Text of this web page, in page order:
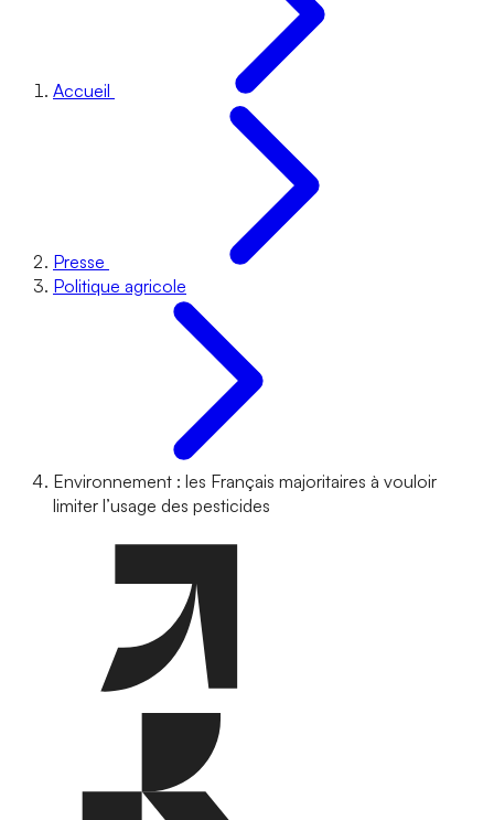
Accueil
Presse
Politique agricole
Environnement : les Français majoritaires à vouloir
limiter l’usage des pesticides